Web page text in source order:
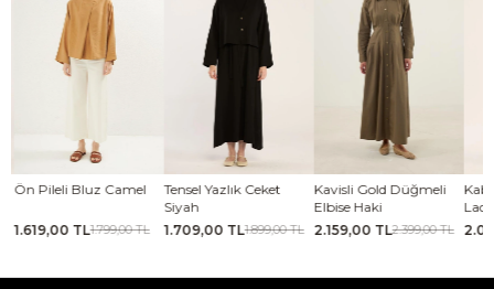
Ön Pileli Bluz Camel
1.619,00 TL1.799,00 TL
Tensel Yazlık Ceket
Siyah
1.709,00 TL1.899,00 TL
Kavisli Gold Düğmeli
Elbise Haki
2.159,00 TL2.399,00 TL